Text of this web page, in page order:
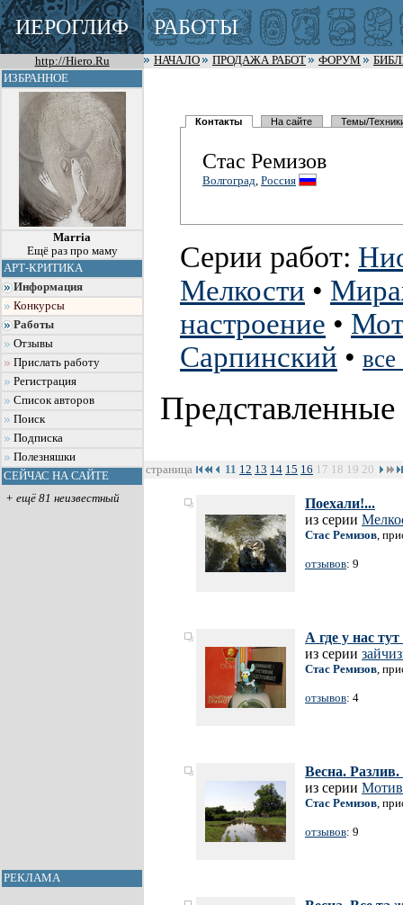
ИЕРОГЛИФ РАБОТЫ
http://Hiero.Ru НАЧАЛО ПРОДАЖА РАБОТ ФОРУМ
ИЗБРАННОЕ
Marria
Ещё раз про маму
АРТ-КРИТИКА
Информация
Конкурсы
Работы
Отзывы
Прислать работу
Регистрация
Список авторов
Поиск
Подписка
Полезняшки
СЕЙЧАС НА САЙТЕ
+ ещё 81 неизвестный
РЕКЛАМА
Контакты На сайте Темы/
Стас Ремизов
Волгоград, Россия
Серии работ:
Мелкости •
настроение •
Сарпинский • все
страница 11 12 13 14 15 16 17 18 19 20
Поехали!...
из серии
Стас Ремизов,
отзывов: 9
А где у нас
из серии
Стас Ремизов,
отзывов: 4
Весна.
из серии
Стас Ремизов,
отзывов: 9